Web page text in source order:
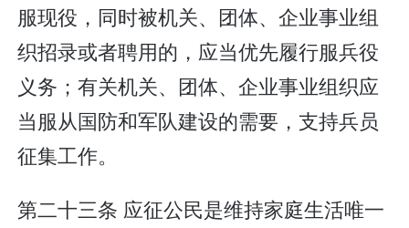
服现役，同时被机关、团体、企业事业组
织招录或者聘用的，应当优先履行服兵役
义务；有关机关、团体、企业事业组织应
当服从国防和军队建设的需要，支持兵员
征集工作。
第二十三条 应征公民是维持家庭生活唯一